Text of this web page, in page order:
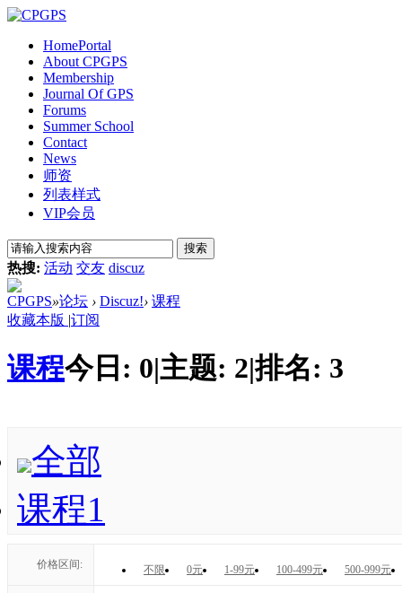
HomePortal
About CPGPS
Membership
Journal Of GPS
Forums
Summer School
Contact
News
师资
列表样式
VIP会员
搜索
热搜: 活动 交友 discuz
CPGPS»论坛 › Discuz!› 课程
收藏本版 |订阅
课程今日: 0|主题: 2|排名: 3
全部
课程1
价格区间: 不限 0元 1-99元 100-499元 500-999元